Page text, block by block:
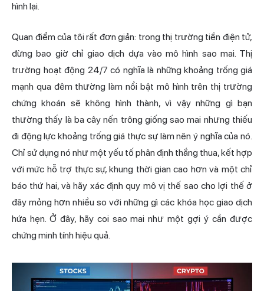
hình lại.
Quan điểm của tôi rất đơn giản: trong thị trường tiền điện tử,
đừng bao giờ chỉ giao dịch dựa vào mô hình sao mai. Thị
trường hoạt động 24/7 có nghĩa là những khoảng trống giá
mạnh qua đêm thường làm nổi bật mô hình trên thị trường
chứng khoán sẽ không hình thành, vì vậy những gì bạn
thường thấy là ba cây nến trông giống sao mai nhưng thiếu
đi động lực khoảng trống giá thực sự làm nên ý nghĩa của nó.
Chỉ sử dụng nó như một yếu tố phân định thắng thua, kết hợp
với mức hỗ trợ thực sự, khung thời gian cao hơn và một chỉ
báo thứ hai, và hãy xác định quy mô vị thế sao cho lợi thế ở
đây mỏng hơn nhiều so với những gì các khóa học giao dịch
hứa hẹn. Ở đây, hãy coi sao mai như một gợi ý cần được
chứng minh tính hiệu quả.